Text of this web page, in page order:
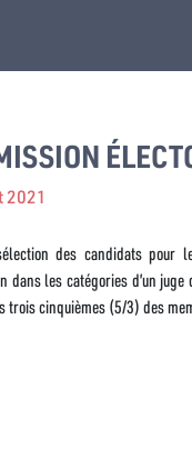
des candidats pour
dans les catégories d’un
trois cinquièmes (5/3) des